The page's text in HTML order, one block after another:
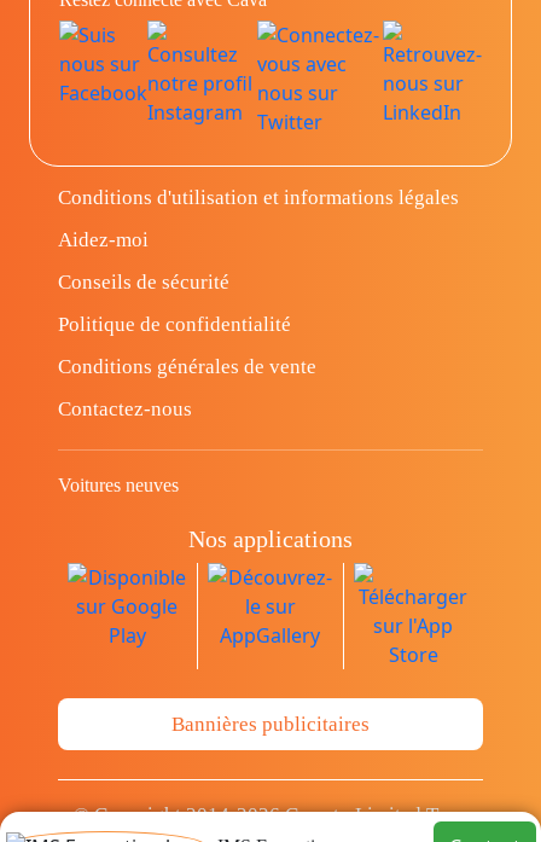
Conditions d'utilisation et informations légales
Aidez-moi
Conseils de sécurité
Politique de confidentialité
Conditions générales de vente
Contactez-nous
Voitures neuves
Nos applications
Bannières publicitaires
© Copyright 2014-2026 Cava.tn Limited Tous